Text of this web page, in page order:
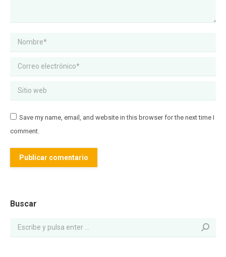
Nombre *
Correo electrónico *
Sitio web
Save my name, email, and website in this browser for the next time I
comment.
Publicar comentario
Buscar: